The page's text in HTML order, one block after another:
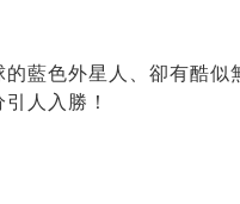
藍色外星人、卻有酷
人入勝！